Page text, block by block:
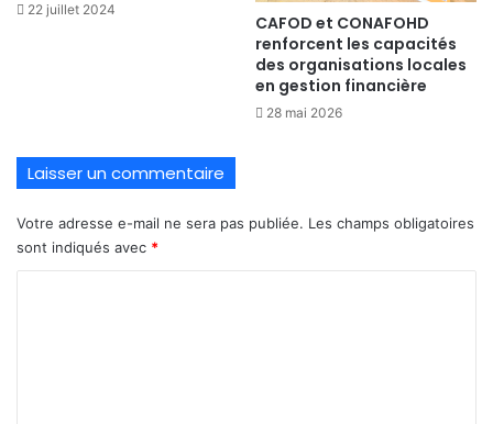
22 juillet 2024
CAFOD et CONAFOHD
renforcent les capacités
des organisations locales
en gestion financière
28 mai 2026
Laisser un commentaire
Votre adresse e-mail ne sera pas publiée. Les champs obligatoires
sont indiqués avec *